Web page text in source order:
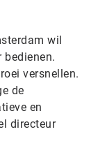
wil
versnellen.
de
en
directeur